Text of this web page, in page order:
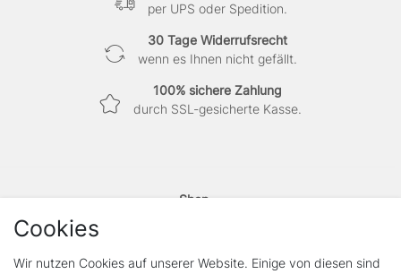
per UPS oder Spedition.
30 Tage Widerrufsrecht
wenn es Ihnen nicht gefällt.
100% sichere Zahlung
durch SSL-gesicherte Kasse.
Shop
Cookies
Wir nutzen Cookies auf unserer Website. Einige von diesen sind